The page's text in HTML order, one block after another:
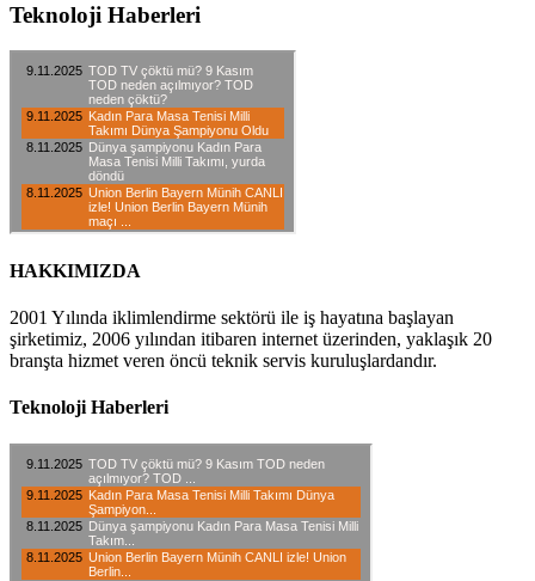
Teknoloji Haberleri
HAKKIMIZDA
2001 Yılında iklimlendirme sektörü ile iş hayatına başlayan
şirketimiz, 2006 yılından itibaren internet üzerinden, yaklaşık 20
branşta hizmet veren öncü teknik servis kuruluşlardandır.
Teknoloji Haberleri